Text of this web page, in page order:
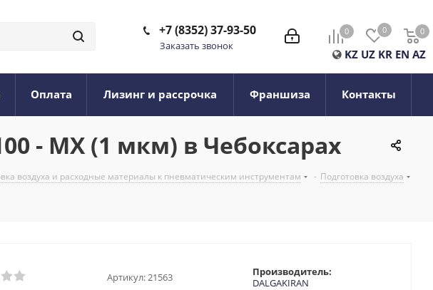
0 0 0
0
KZ UZ KR EN AZ
+7 (8352) 37-93-50
Заказать звонок
Оплата Лизинг и рассрочка Франшиза Контакты
- MX (1 мкм) в Чебоксарах
воздуха и расходные материалы к пневматическим инструментам - Подготовка воздуха
Артикул:21563
Производитель:
DALGAKIRAN